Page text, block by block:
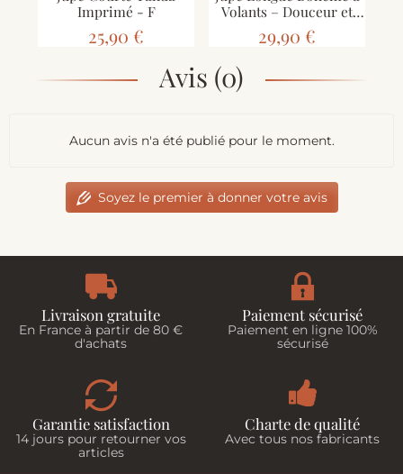
Imprimé - F
25,90 €
Volants – Douceur et
Style Délavé
29,90 €
Avis (0)
Aucun avis n'a été publié pour le moment.
Soyez le premier à donner votre avis
Livraison gratuite
En France à partir de 80 €
d'achats
Paiement sécurisé
Paiement en ligne 100%
sécurisé
Garantie satisfaction
14 jours pour retourner vos
articles
Charte de qualité
Avec tous nos fabricants